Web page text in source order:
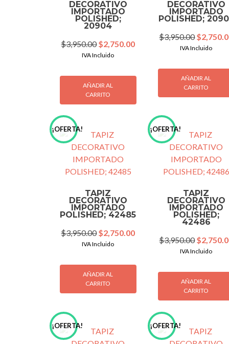
DECORATIVO
IMPORTADO
POLISHED;
20904
$3,950.00Original
price
$3,950.00.
$2,750.00Current
$2,750.00.
IVA Incluido
AÑADIR AL
CARRITO
DECORATIVO
IMPORTADO
POLISHED;
$3,950.00Original
price
$
IVA Incluido
AÑADIR AL
CARRITO
¡OFERTA!
TAPIZ
DECORATIVO
IMPORTADO
POLISHED; 42485
$3,950.00Original
price
$3,950.00.
$2,750.00Current
$2,750.00.
IVA Incluido
AÑADIR AL
CARRITO
¡OFERTA!
TAPIZ
DECORATIVO
IMPORTADO
POLISHED;
42486
$3,950.00Original
price
$
IVA Incluido
AÑADIR AL
CARRITO
¡OFERTA! ¡OFERTA!